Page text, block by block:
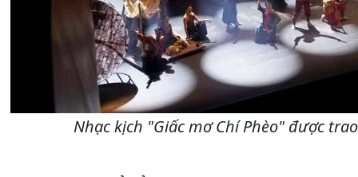
Nhạc kịch "Giấc mơ Chí Phèo" được